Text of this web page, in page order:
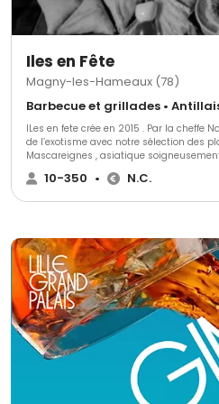
Iles en Fête
Magny-les-Hameaux (78)
Barbecue et grillades •
ILes en fete crée en 2015 . Par la cheffe Navah
de l’exotisme avec notre sélection des
Mascareignes , asiatique
votre porte . Que ce soit pour une
collègues, un brunch du dimanche ou un simple désir de voyager par les
Changeant une ambiance en exotisme
fêtes familiales anniversaires . Ou Commandez en un clic et profitez nos
livraisons rapide dans un rayon de 5 à
déguster sans effort.
10-350 • N.C.